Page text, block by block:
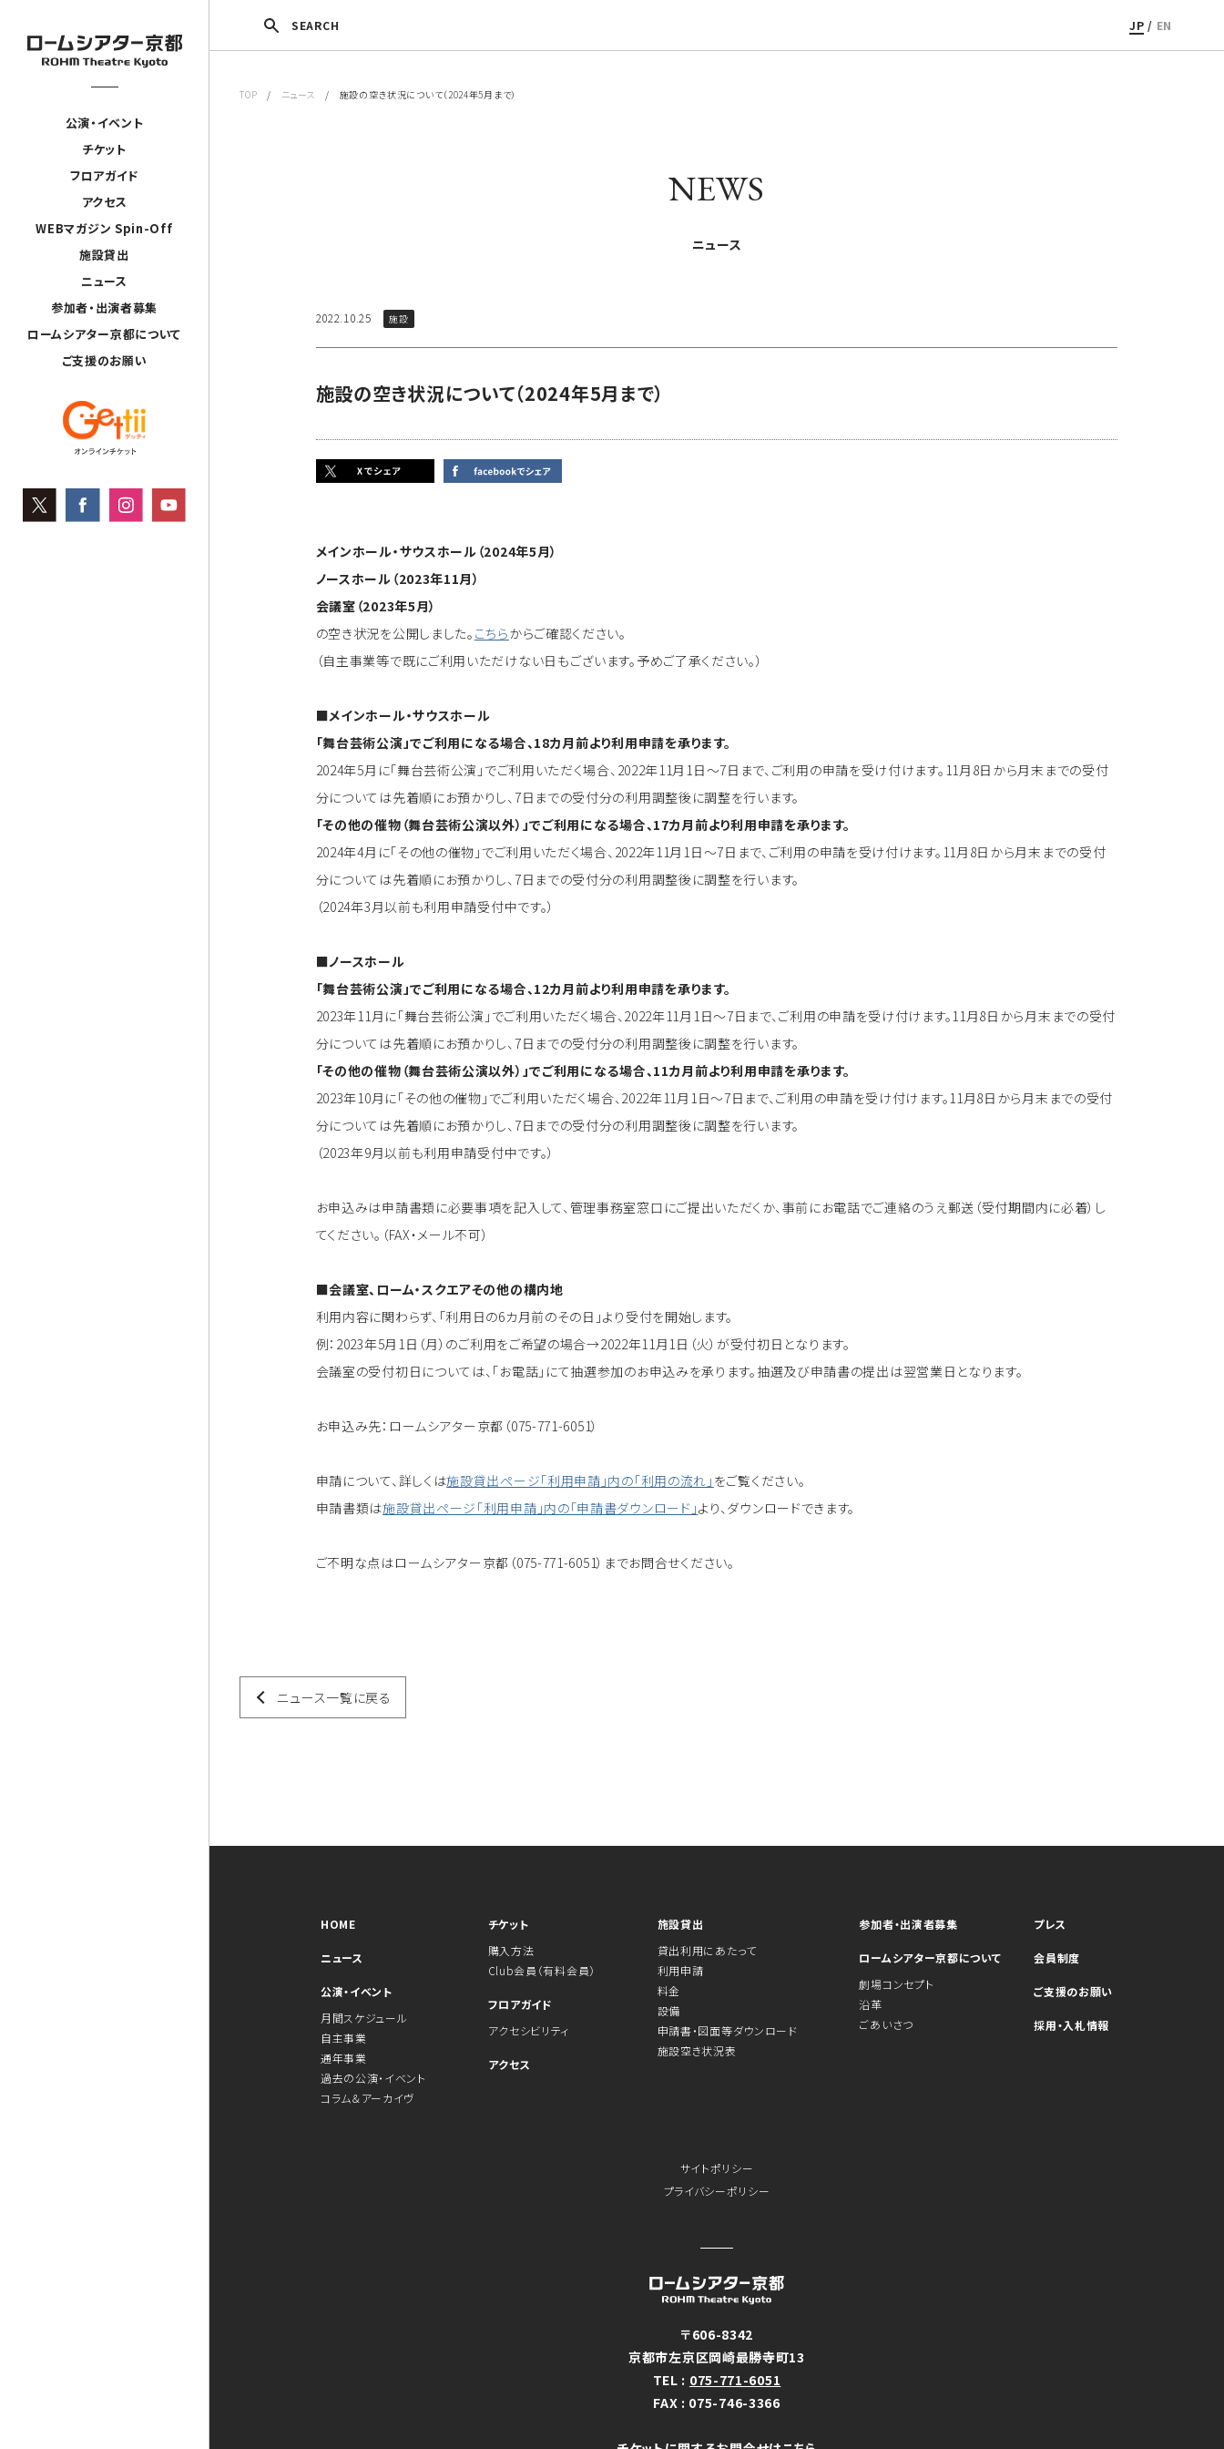
公演・イベント
チケット
フロアガイド
アクセス
WEBマガジン Spin-Off
施設貸出
ニュース
参加者・出演者募集
ロームシアター京都について
ご支援のお願い
SEARCH JP / EN
TOP / ニュース / 施設の空き状況について（2024年5月まで）
NEWS
ニュース
2022.10.25 施設
施設の空き状況について（2024年5月まで）
メインホール・サウスホール（2024年5月）
ノースホール（2023年11月）
会議室（2023年5月）
の空き状況を公開しました。 こちらからご確認ください。
（自主事業等で既にご利用いただけない日もございます。予めご了承ください。）
■メインホール・サウスホール
「舞台芸術公演」でご利用になる場合、18カ月前より利用申請を承ります。
2024年5月に「舞台芸術公演」でご利用いただく場合、2022年11月1日～7日まで、ご利用の申請を受け付けます。11月8日から月末までの受付
分については先着順にお預かりし、7日までの受付分の利用調整後に調整を行います。
「その他の催物（舞台芸術公演以外）」でご利用になる場合、17カ月前より利用申請を承ります。
2024年4月に「その他の催物」でご利用いただく場合、2022年11月1日～7日まで、ご利用の申請を受け付けます。11月8日から月末までの受付
分については先着順にお預かりし、7日までの受付分の利用調整後に調整を行います。
（2024年3月以前も利用申請受付中です。）
■ノースホール
「舞台芸術公演」でご利用になる場合、12カ月前より利用申請を承ります。
2023年11月に「舞台芸術公演」でご利用いただく場合、2022年11月1日～7日まで、ご利用の申請を受け付けます。11月8日から月末までの受付
分については先着順にお預かりし、7日までの受付分の利用調整後に調整を行います。
「その他の催物（舞台芸術公演以外）」でご利用になる場合、11カ月前より利用申請を承ります。
2023年10月に「その他の催物」でご利用いただく場合、2022年11月1日～7日まで、ご利用の申請を受け付けます。11月8日から月末までの受付
分については先着順にお預かりし、7日までの受付分の利用調整後に調整を行います。
（2023年9月以前も利用申請受付中です。）
お申込みは申請書類に必要事項を記入して、管理事務室窓口にご提出いただくか、事前にお電話でご連絡のうえ郵送（受付期間内に必着）し
てください。（FAX・メール不可）
■会議室、ローム・スクエアその他の構内地
利用内容に関わらず、「利用日の6カ月前のその日」より受付を開始します。
例：2023年5月1日（月）のご利用をご希望の場合→2022年11月1日（火）が受付初日となります。
会議室の受付初日については、「お電話」にて抽選参加のお申込みを承ります。抽選及び申請書の提出は翌営業日となります。
お申込み先：ロームシアター京都（075-771-6051）
申請について、詳しくは施設貸出ページ「利用申請」内の「利用の流れ」 をご覧ください。
申請書類は施設貸出ページ「利用申請」内の「申請書ダウンロード」より、ダウンロードできます。
ご不明な点はロームシアター京都（075-771-6051）までお問合せください。
ニュース一覧に戻る
HOME
ニュース
公演・イベント
月間スケジュール
自主事業
通年事業
過去の公演・イベント
コラム＆アーカイヴ
チケット
購入方法
Club会員（有料会員）
フロアガイド
アクセシビリティ
アクセス
施設貸出
貸出利用にあたって
利用申請
料金
設備
申請書・図面等ダウンロード
施設空き状況表
参加者・出演者募集
ロームシアター京都について
劇場コンセプト
沿革
ごあいさつ
プレス
会員制度
ご支援のお願い
採用・入札情報
サイトポリシー
プライバシーポリシー
〒606-8342
京都市左京区岡崎最勝寺町13
TEL : 075-771-6051
FAX : 075-746-3366